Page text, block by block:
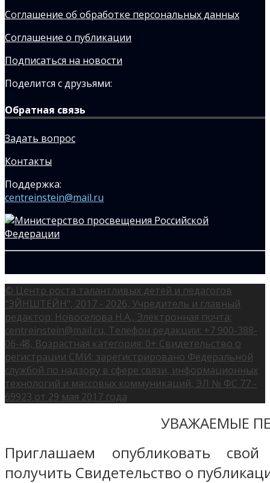
Соглашение об обработке персональных данных
Соглашение о публикации
Подписаться на новости
Поделится с друзьями:
Обратная связь
Задать вопрос
Контакты
Поддержка:
centreinstein@mail.ru
© Центр роста талантливых детей и педагогов
"ЭЙНШТЕЙН", 2017 - 2026, Учредитель и главный
редактор: Новоселова Н.А., Электронная почта:
centreinstein@mail.ru, Телефон редакции: +7 900-388-
06-48, Возрастная категория: 0+ Свидетельство о
регистрации СМИ: зарегистрировано Федеральной
службой по надзору в сфере связи, информационных
технологий и массовых коммуникаций, ЭЛ № ФС 77 -
69923 от 29 мая 2017 года
УВАЖАЕМЫЕ
Приглашаем опубликовать
получить Свидетельство о